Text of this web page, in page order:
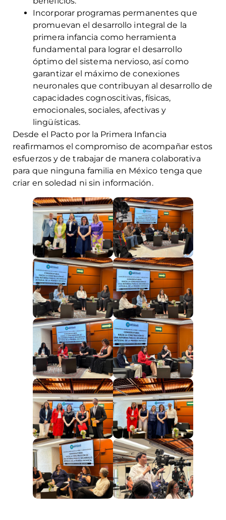
Incorporar programas permanentes que
promuevan el desarrollo integral de la
primera infancia como herramienta
fundamental para lograr el desarrollo
óptimo del sistema nervioso, así como
garantizar el máximo de conexiones
neuronales que contribuyan al desarrollo de
capacidades cognoscitivas, físicas,
emocionales, sociales, afectivas y
lingüísticas.
Desde el Pacto por la Primera Infancia
reafirmamos el compromiso de acompañar estos
esfuerzos y de trabajar de manera colaborativa
para que ninguna familia en México tenga que
criar en soledad ni sin información.